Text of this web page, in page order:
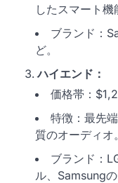
したスマート機
ブランド：
ど。
ハイエンド：
価格帯：
特徴：最先
質のオーディオ。
ブランド：
ル、Samsung